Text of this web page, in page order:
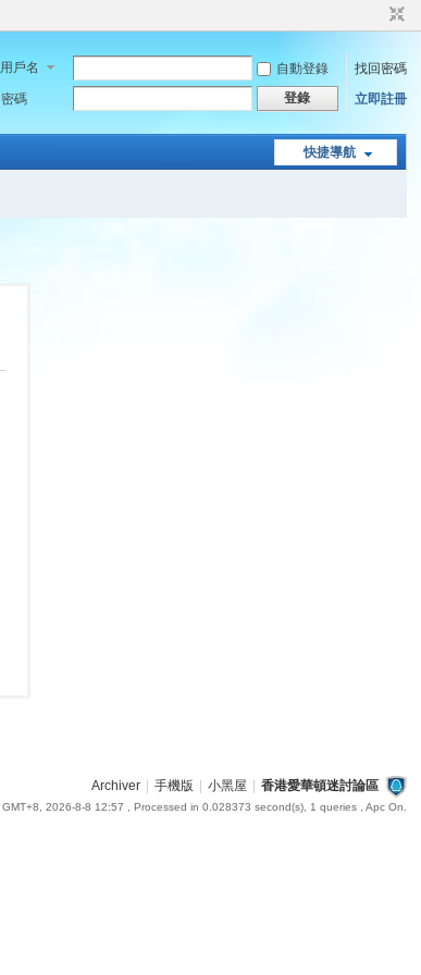
用戶名 自動登錄
找回密碼
密碼
登錄 立即註冊
快捷導航
Archiver 手機版 小黑屋 香港愛華頓迷討論區
GMT+8, 2026-8-8 12:57 , Processed in 0.028373 second(s), 1 queries , Apc On.